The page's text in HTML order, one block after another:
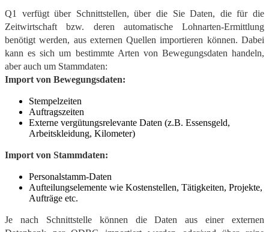
Q1 verfügt über Schnittstellen, über die Sie Daten, die für die
Zeitwirtschaft bzw. deren automatische Lohnarten-Ermittlung
benötigt werden, aus externen Quellen importieren können. Dabei
kann es sich um bestimmte Arten von Bewegungsdaten handeln,
aber auch um Stammdaten:
Import von Bewegungsdaten:
Stempelzeiten
Auftragszeiten
Externe vergütungsrelevante Daten (z.B. Essensgeld,
Arbeitskleidung, Kilometer)
Import von Stammdaten:
Personalstamm-Daten
Aufteilungselemente wie Kostenstellen, Tätigkeiten, Projekte,
Aufträge etc.
Je nach Schnittstelle können die Daten aus einer externen